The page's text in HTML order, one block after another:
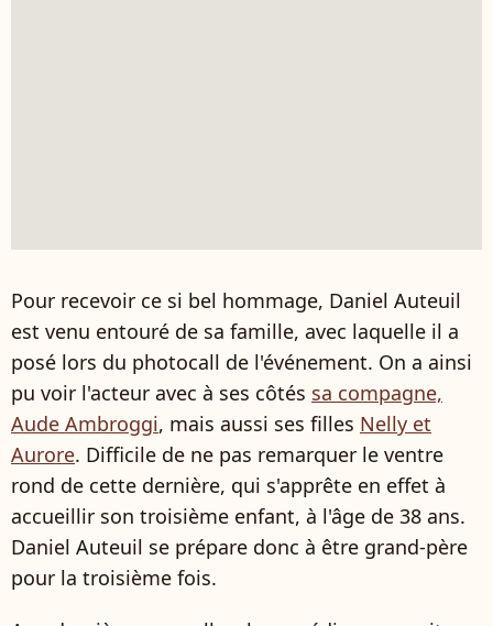
Pour recevoir ce si bel hommage, Daniel Auteuil
est venu entouré de sa famille, avec laquelle il a
posé lors du photocall de l'événement. On a ainsi
pu voir l'acteur avec à ses côtés sa compagne,
Aude Ambroggi, mais aussi ses filles Nelly et
Aurore. Difficile de ne pas remarquer le ventre
rond de cette dernière, qui s'apprête en effet à
accueillir son troisième enfant, à l'âge de 38 ans.
Daniel Auteuil se prépare donc à être grand-père
pour la troisième fois.